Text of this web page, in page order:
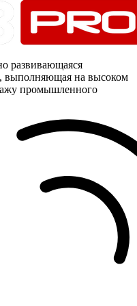
развивающаяся
выполняющая на высоком
промышленного